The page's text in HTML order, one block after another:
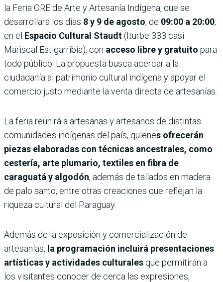
la Feria ORE de Arte y Artesanía Indígena, que se
desarrollará los días 8 y 9 de agosto, de 09:00 a 20:00,
en el Espacio Cultural Staudt(Iturbe 333 casi
Mariscal Estigarribia), con acceso libre y gratuito para
todo público. La propuesta busca acercar a la
ciudadanía al patrimonio cultural indígena y apoyar el
comercio justo mediante la venta directa de artesanías.
La feria reunirá a artesanas y artesanos de distintas
comunidades indígenas del país, quienes ofrecerán
piezas elaboradas con técnicas ancestrales, como
cestería, arte plumario, textiles en fibra de
caraguatá y algodón, además de tallados en madera
de palo santo, entre otras creaciones que reflejan la
riqueza cultural del Paraguay.
Además de la exposición y comercialización de
artesanías, la programación incluirá presentaciones
artísticas y actividades culturales que permitirán a
los visitantes conocer de cerca las expresiones,